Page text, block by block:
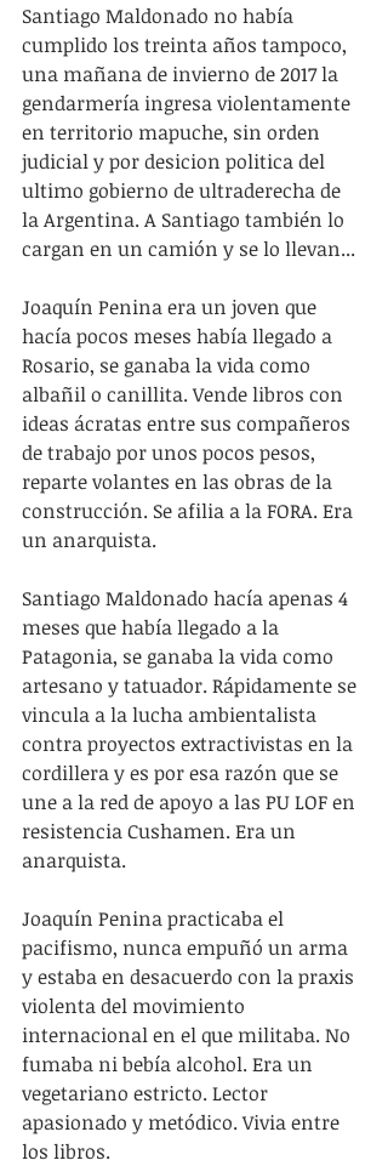
Santiago Maldonado no había
cumplido los treinta años tampoco,
una mañana de invierno de 2017 la
gendarmería ingresa violentamente
en territorio mapuche, sin orden
judicial y por desicion politica del
ultimo gobierno de ultraderecha de
la Argentina. A Santiago también lo
cargan en un camión y se lo llevan...
Joaquín Penina era un joven que
hacía pocos meses había llegado a
Rosario, se ganaba la vida como
albañil o canillita. Vende libros con
ideas ácratas entre sus compañeros
de trabajo por unos pocos pesos,
reparte volantes en las obras de la
construcción. Se afilia a la FORA. Era
un anarquista.
Santiago Maldonado hacía apenas 4
meses que había llegado a la
Patagonia, se ganaba la vida como
artesano y tatuador. Rápidamente se
vincula a la lucha ambientalista
contra proyectos extractivistas en la
cordillera y es por esa razón que se
une a la red de apoyo a las PU LOF en
resistencia Cushamen. Era un
anarquista.
Joaquín Penina practicaba el
pacifismo, nunca empuñó un arma
y estaba en desacuerdo con la praxis
violenta del movimiento
internacional en el que militaba. No
fumaba ni bebía alcohol. Era un
vegetariano estricto. Lector
apasionado y metódico. Vivia entre
los libros.